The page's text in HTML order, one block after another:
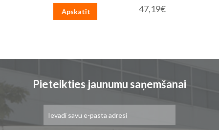
47,19€
Apskatīt
Pieteikties jaunumu saņemšanai
saņemšanai: